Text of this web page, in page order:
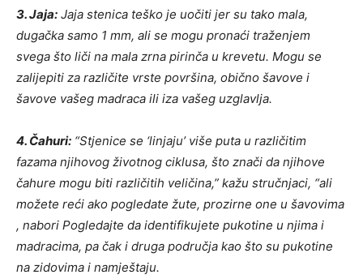
3. Jaja: Jaja stenica teško je uočiti jer su tako mala,
dugačka samo 1 mm, ali se mogu pronaći traženjem
svega što liči na mala zrna pirinča u krevetu. Mogu se
zalijepiti za različite vrste površina, obično šavove i
šavove vašeg madraca ili iza vašeg uzglavlja.
4. Čahuri: “Stjenice se ‘linjaju’ više puta u različitim
fazama njihovog životnog ciklusa, što znači da njihove
čahure mogu biti različitih veličina,” kažu stručnjaci, “ali
možete reći ako pogledate žute, prozirne one u šavovima
, nabori Pogledajte da identifikujete pukotine u njima i
madracima, pa čak i druga područja kao što su pukotine
na zidovima i namještaju.